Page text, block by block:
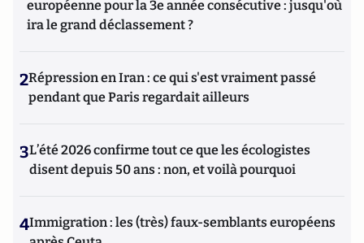
européenne pour la 3e année consécutive : jusqu'où
ira le grand déclassement ?
2Répression en Iran : ce qui s'est vraiment passé
pendant que Paris regardait ailleurs
3L’été 2026 confirme tout ce que les écologistes
disent depuis 50 ans : non, et voilà pourquoi
4Immigration : les (très) faux-semblants européens